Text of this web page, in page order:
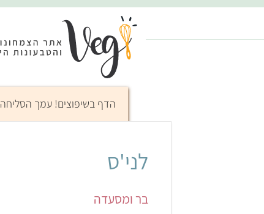
הדף בשיפוצים! עמך הסליחה
לני'ס
בר ומסעדה